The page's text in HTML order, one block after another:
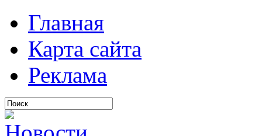
Главная
Карта сайта
Реклама